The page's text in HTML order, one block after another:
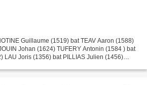
Guillaume (1519) bat TEAV Aaron (1588)
Johan (1624) TUFERY Antonin (1584 ) bat
LAU Joris (1356) bat PILLIAS Julien (1456)